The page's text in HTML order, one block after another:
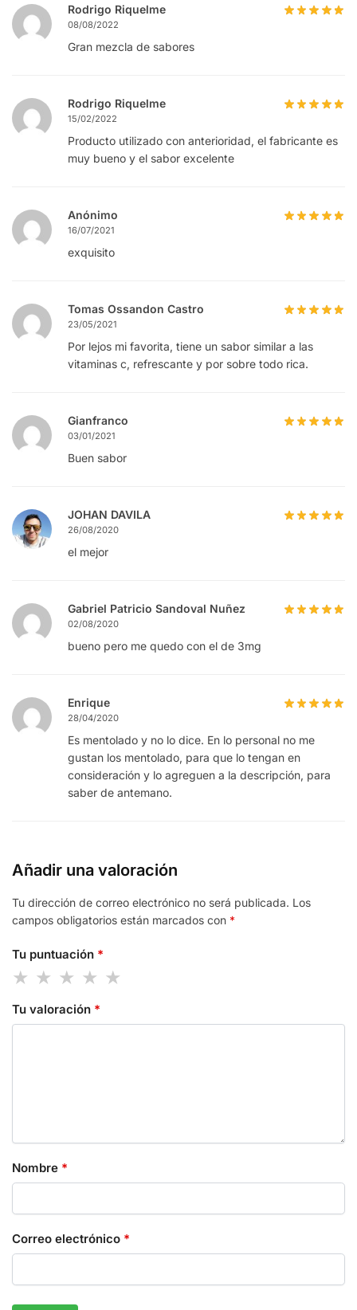
Rodrigo Riquelme
08/08/2022
Gran mezcla de sabores
Rodrigo Riquelme
15/02/2022
Producto utilizado con anterioridad, el fabricante es
muy bueno y el sabor excelente
Anónimo
16/07/2021
exquisito
Tomas Ossandon Castro
23/05/2021
Por lejos mi favorita, tiene un sabor similar a las
vitaminas c, refrescante y por sobre todo rica.
Gianfranco
03/01/2021
Buen sabor
JOHAN DAVILA
26/08/2020
el mejor
Gabriel Patricio Sandoval Nuñez
02/08/2020
bueno pero me quedo con el de 3mg
Enrique
28/04/2020
Es mentolado y no lo dice. En lo personal no me
gustan los mentolado, para que lo tengan en
consideración y lo agreguen a la descripción, para
saber de antemano.
Añadir una valoración
Tu dirección de correo electrónico no será publicada. Los
campos obligatorios están marcados con *
Tu puntuación *
Tu valoración *
Nombre *
Correo electrónico *